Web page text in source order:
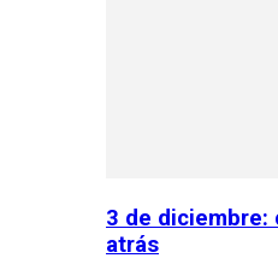
3 de diciembre:
atrás